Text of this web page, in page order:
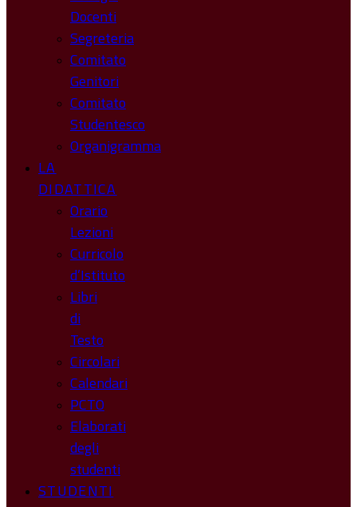
Docenti
Segreteria
Comitato
Genitori
Comitato
Studentesco
Organigramma
LA
DIDATTICA
Orario
Lezioni
Curricolo
d’Istituto
Libri
di
Testo
Circolari
Calendari
PCTO
Elaborati
degli
studenti
STUDENTI